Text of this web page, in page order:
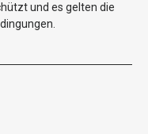
und es gelten die